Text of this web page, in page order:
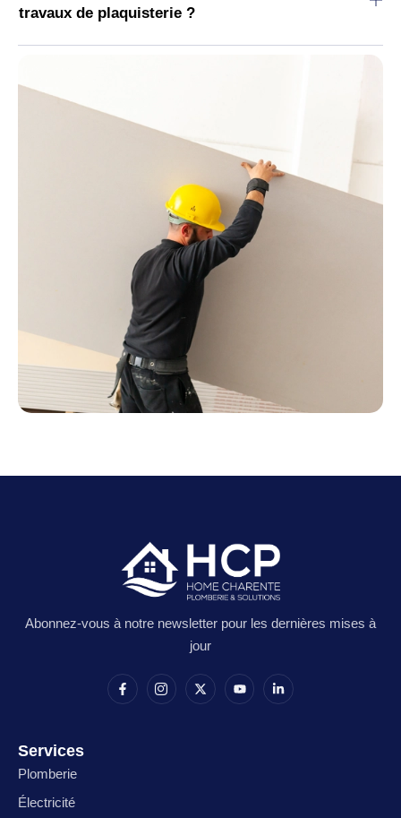
travaux de plaquisterie ?
Abonnez-vous à notre newsletter pour les dernières mises à
jour
Services
Plomberie
Électricité